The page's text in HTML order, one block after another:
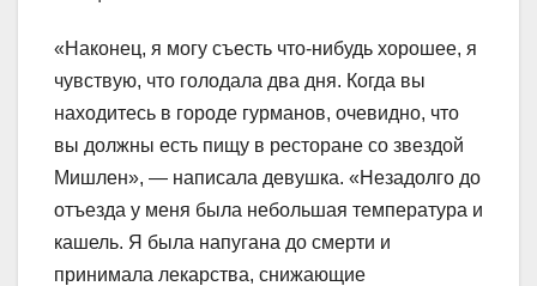
«Наконец, я могу съесть что-нибудь хорошее, я
чувствую, что голодала два дня. Когда вы
находитесь в городе гурманов, очевидно, что
вы должны есть пищу в ресторане со звездой
Мишлен», — написала девушка. «Незадолго до
отъезда у меня была небольшая температура и
кашель. Я была напугана до смерти и
принимала лекарства, снижающие